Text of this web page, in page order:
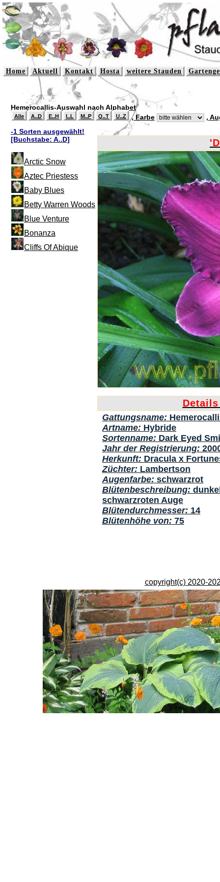
Home Aktuell Kontakt Hosta weitere Stauden
Hemerocallis-Auswahl nach Alphabet
Alle A..D E..H I..L M..P Q..T U..Z , Farbe
,
-1 Sorten ausgewählt!
[Buchstabe: A..D]
Arctic Snow
Aztec Priestess
Baby Blues
Betty Warren Woods
Blue Venture
Bonanza
Cliffs Of Abique
Gattungsname:
Artname: Hybride
Sortenname: Dark Eyed
Jahr der Registrierung:
Herkunft: Dracula x
Züchter: Lambertson
Augenfarbe: schwarzrot
Blütenbeschreibung:
schwarzroten Auge
Blütendurchmesser: 14
Blütenhöhe von: 75
copyright(c) 2020-